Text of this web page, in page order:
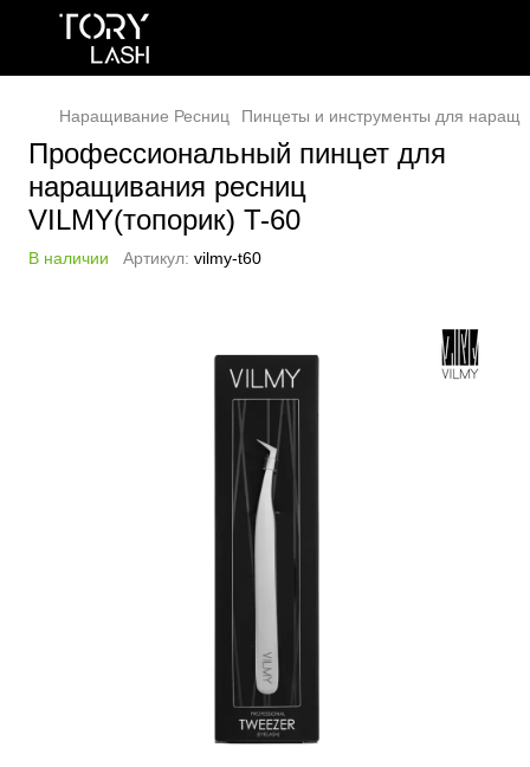
Наращивание Ресниц Пинцеты и инструменты для
Профессиональный пинцет для
наращивания ресниц
VILMY(топорик) T-60
В наличии Артикул: vilmy-t60